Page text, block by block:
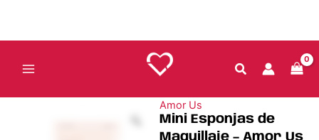
contenido
Amor Us
Mini Esponjas de
Maquillaje – Amor Us